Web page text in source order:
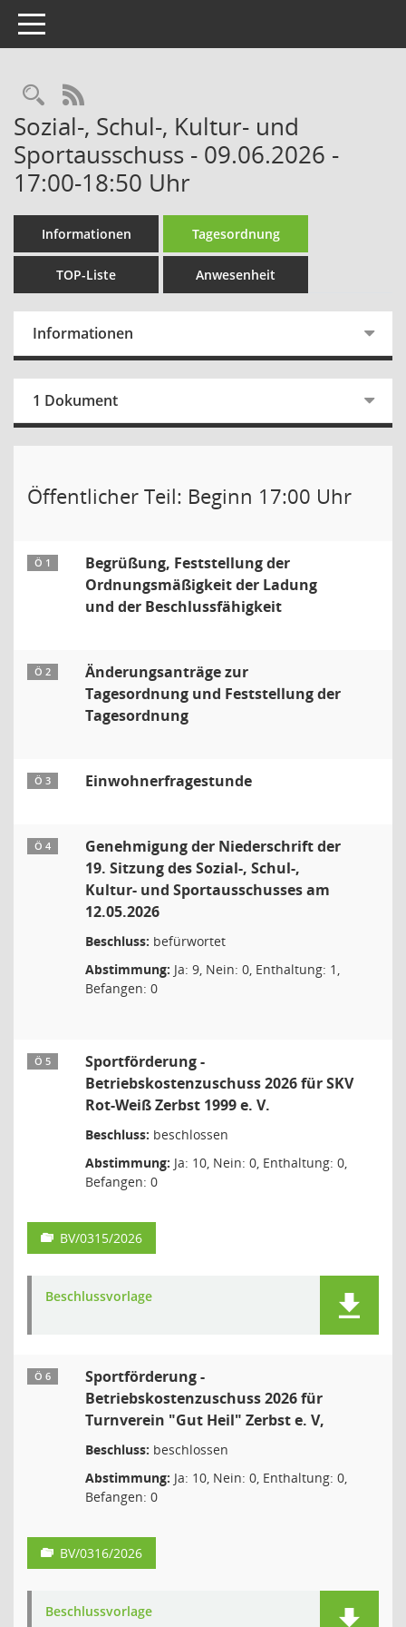
Toggle navigation
Rechercheauswahl
RSS-Feed
Sozial-, Schul-, Kultur- und
Sportausschuss - 09.06.2026 -
17:00-18:50 Uhr
Informationen Tagesordnung
TOP-Liste Anwesenheit
Informationen
1 Dokument
Öffentlicher Teil: Beginn 17:00 Uhr
Ö 1
Begrüßung, Feststellung der
Ordnungsmäßigkeit der Ladung
und der Beschlussfähigkeit
Ö 2
Änderungsanträge zur
Tagesordnung und Feststellung der
Tagesordnung
Ö 3 Einwohnerfragestunde
Ö 4
Genehmigung der Niederschrift der
19. Sitzung des Sozial-, Schul-,
Kultur- und Sportausschusses am
12.05.2026
Beschluss: befürwortet
Abstimmung: Ja: 9, Nein: 0, Enthaltung: 1,
Befangen: 0
Ö 5
Sportförderung -
Betriebskostenzuschuss 2026 für SKV
Rot-Weiß Zerbst 1999 e. V.
Beschluss: beschlossen
Abstimmung: Ja: 10, Nein: 0, Enthaltung: 0,
Befangen: 0
BV/0315/2026
Beschlussvorlage
Ö 6
Sportförderung -
Betriebskostenzuschuss 2026 für
Turnverein "Gut Heil" Zerbst e. V,
Beschluss: beschlossen
Abstimmung: Ja: 10, Nein: 0, Enthaltung: 0,
Befangen: 0
BV/0316/2026
Beschlussvorlage